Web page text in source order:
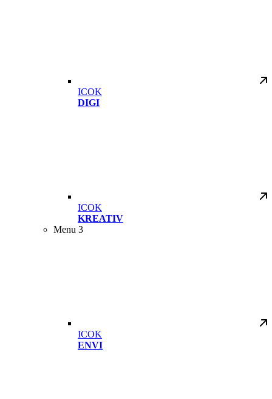
ICOK
DIGI
ICOK
KREATIV
Menu 3
ICOK
ENVI